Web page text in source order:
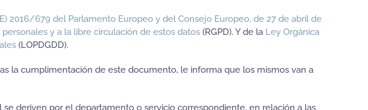
2016/679 del Parlamento Europeo y del Consejo Europeo, de 27 de abril de
y a la libre circulación de estos datos (RGPD). Y de la Ley Orgánica
(LOPDGDD).
la cumplimentación de este documento, le informa que los mismos van a
deriven por el departamento o servicio correspondiente, en relación a las